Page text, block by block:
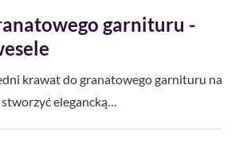
garnituru -
krawat do granatowego garnituru na
stworzyć elegancką…